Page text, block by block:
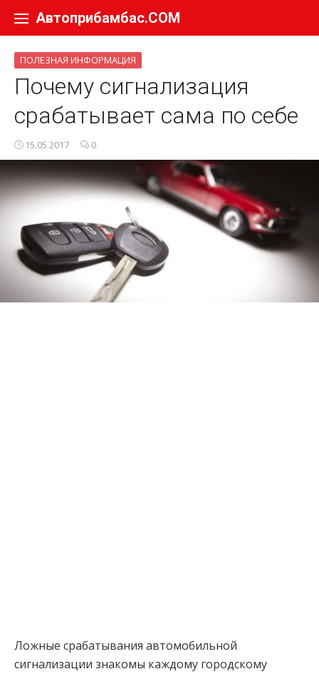
Автоприбамбас.COM
ПОЛЕЗНАЯ ИНФОРМАЦИЯ
Почему сигнализация
срабатывает сама по себе
15.05.2017 0
Ложные срабатывания автомобильной
сигнализации знакомы каждому городскому